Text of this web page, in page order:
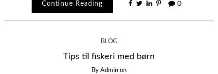
Continue Reading 0
BLOG
Tips til fiskeri med børn
By Admin on